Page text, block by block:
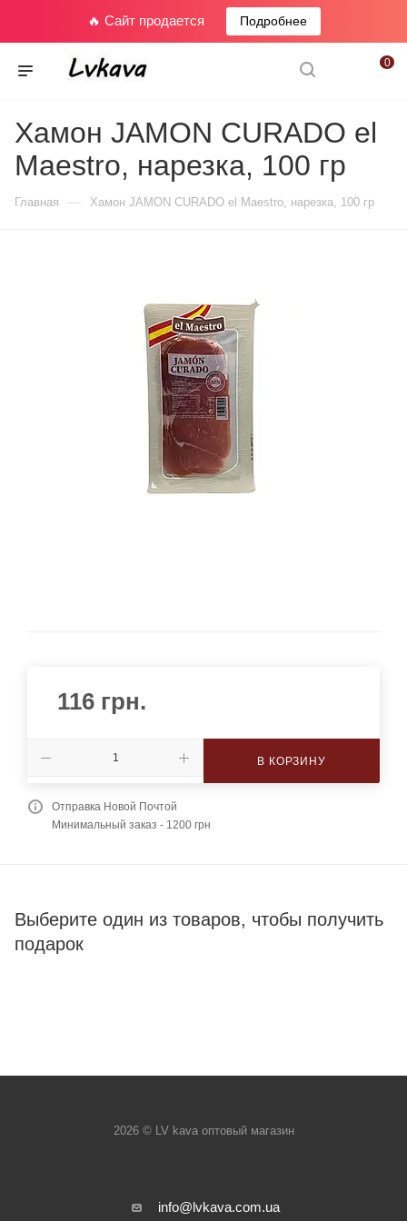
🔥 Сайт продается Подробнее
0
Хамон JAMON CURADO el
Maestro, нарезка, 100 гр
Главная — Хамон JAMON CURADO el Maestro, нарезка, 100 гр
116 грн.
В КОРЗИНУ
Отправка Новой Почтой
Минимальный заказ - 1200 грн
Выберите один из товаров, чтобы получить
подарок
2026 © LV kava оптовый магазин
info@lvkava.com.ua